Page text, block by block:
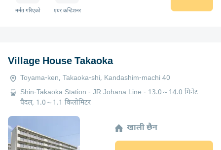
मर्मत गरिएको एयर कन्डिशनर
Village House Takaoka
Toyama-ken, Takaoka-shi, Kandashim-machi 40
Shin-Takaoka Station - JR Johana Line - 13.0～14.0 मिनेट
पैदल, 1.0～1.1 किलोमिटर
खाली छैन